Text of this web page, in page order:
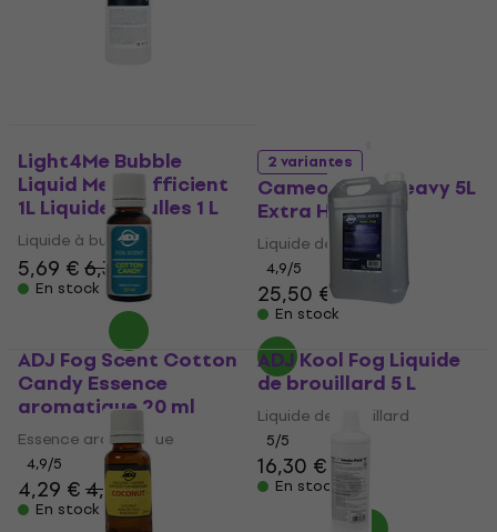
Light4Me Bubble
Liquid Mega Efficient
1L Liquide à bulles 1 L
Liquide à bulles
5,69 €6,39 €
En stock
2 variantes
Cameo XTRA Heavy 5L
Extra Heavy
Liquide de brouillard
4,9/5
25,50 €
En stock
ADJ Fog Scent Cotton
Candy Essence
aromatique 20 ml
Essence aromatique
4,9/5
4,29 €4,89 €
En stock
ADJ Kool Fog Liquide
de brouillard 5 L
Liquide de brouillard
5/5
16,30 €
En stock